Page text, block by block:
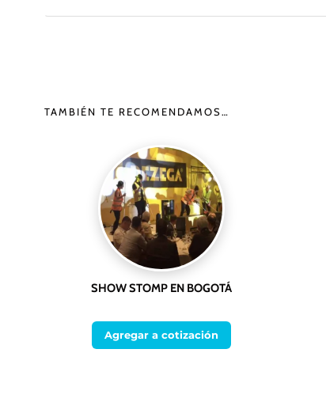
TAMBIÉN TE RECOMENDAMOS…
SHOW STOMP EN BOGOTÁ
Agregar a cotización